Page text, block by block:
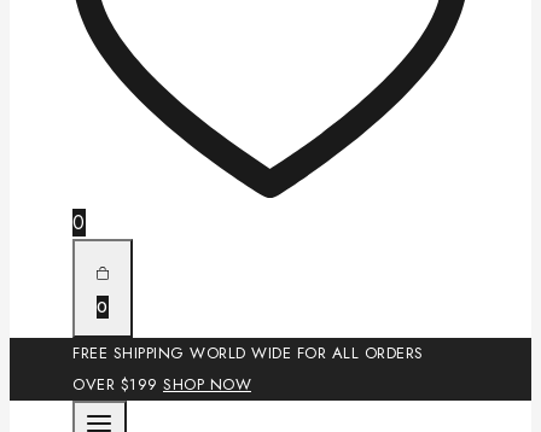
0
0
FREE SHIPPING WORLD WIDE FOR ALL ORDERS
OVER $199 SHOP NOW